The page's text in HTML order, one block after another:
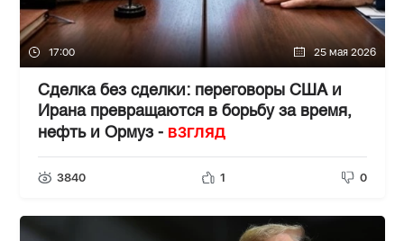
17:00 25 мая 2026
Сделка без сделки: переговоры США и
Ирана превращаются в борьбу за время,
нефть и Ормуз - ВЗГЛЯД
3840 1 0